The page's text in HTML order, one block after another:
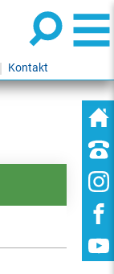
Kontakt